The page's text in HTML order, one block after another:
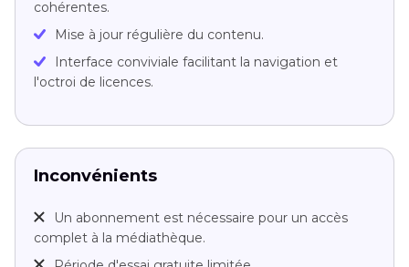
cohérentes.
Mise à jour régulière du contenu.
Interface conviviale facilitant la navigation et
l'octroi de licences.
Inconvénients
Un abonnement est nécessaire pour un accès
complet à la médiathèque.